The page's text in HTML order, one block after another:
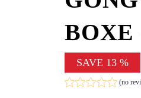
SAVE 13 %
(no